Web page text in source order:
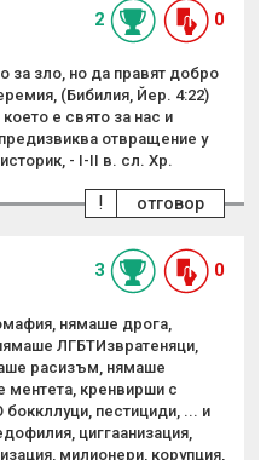
2 0
за зло, но да правят добро
(Бибилия, Йер. 4:22)
е свято за нас и
отвращение у
- I-II в. сл. Хр.
отговор
!
3 0
нямаше дрога,
ЛГБТИзвратеняци,
расизъм, нямаше
ментета, кренвирши с
боккллуци, пестициди, ... и
циггаанизация,
милионери, корупция,